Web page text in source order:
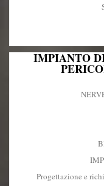
IMPIANTO
Progettazione e